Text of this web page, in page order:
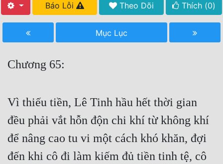
Hoàn Thành
Hậu Cung
Truyện ngắn
Báo Lỗi Theo Dõi Thích (0)
Mục Lục
Chương 65:
Vì thiếu tiền, Lê Tinh hầu hết thời gian
đều phải vắt hỗn độn chi khí từ không khí
để nâng cao tu vi một cách khó khăn, đợi
đến khi cô đi làm kiếm đủ tiền tinh tệ, cô